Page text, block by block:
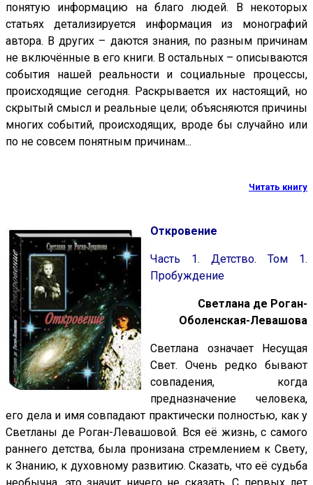
понятую информацию на благо людей. В некоторых
статьях детализируется информация из монографий
автора. В других – даются знания, по разным причинам
не включённые в его книги. В остальных – описываются
события нашей реальности и социальные процессы,
происходящие сегодня. Раскрывается их настоящий, но
скрытый смысл и реальные цели; объясняются причины
многих событий, происходящих, вроде бы случайно или
по не совсем понятным причинам...
Читать книгу
Откровение
Часть 1. Детство. Том 1.
Пробуждение
Светлана де Роган-
Оболенская-Левашова
Cветлана означает Несущая
Свет. Очень редко бывают
совпадения, когда
предназначение человека,
его дела и имя совпадают практически полностью, как у
Светланы де Роган-Левашовой. Вся её жизнь, с самого
раннего детства, была пронизана стремлением к Свету,
к Знанию, к духовному развитию. Сказать, что её судьба